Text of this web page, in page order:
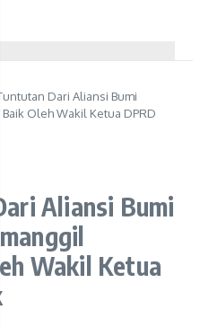
Dari Aliansi Bumi
Oleh Wakil Ketua DPRD
Aliansi Bumi
Wakil Ketua